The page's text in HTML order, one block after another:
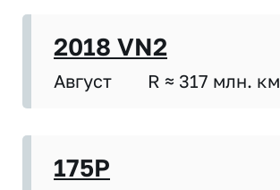
2018 VN2
Август R ≈ 317 млн. км
175P